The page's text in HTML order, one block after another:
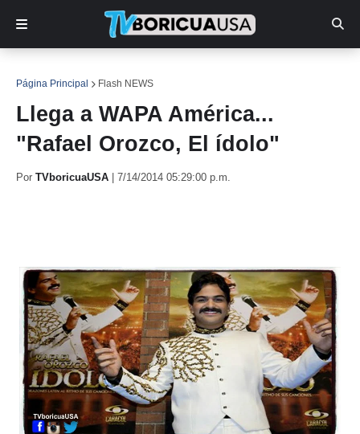
Página Principal Flash NEWS
Llega a WAPA América...
"Rafael Orozco, El ídolo"
Por TVboricuaUSA 7/14/2014 05:29:00 p.m.